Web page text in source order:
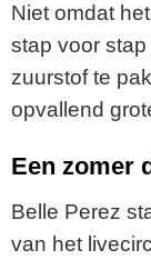
Niet omdat
stap voor
zuurstof te
opvallend
Een zomer
Belle Perez
van het